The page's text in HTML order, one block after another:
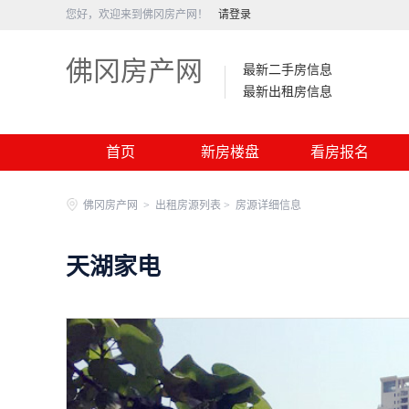
您好，欢迎来到佛冈房产网！ 请登录
佛冈房产网
最新二手房信息
最新出租房信息
首页 新房楼盘 看房报名
佛冈房产网 > 出租房源列表 > 房源详细信息
天湖家电